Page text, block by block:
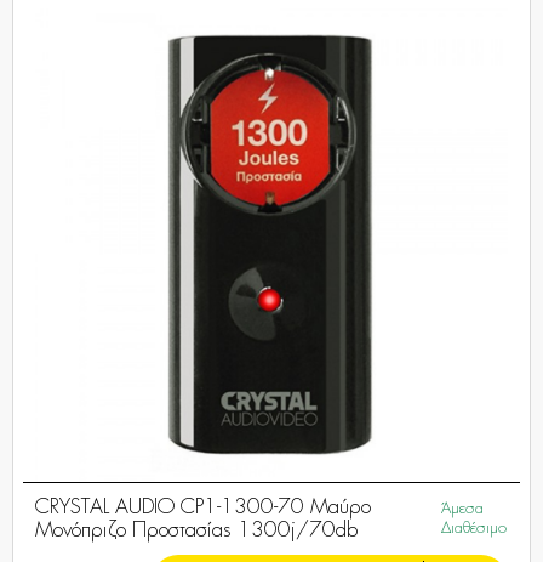
CRYSTAL AUDIO CP1-1300-70 Μαύρο
Μονόπριζο Προστασίας 1300j/70db
Άμεσα
Διαθέσιμο